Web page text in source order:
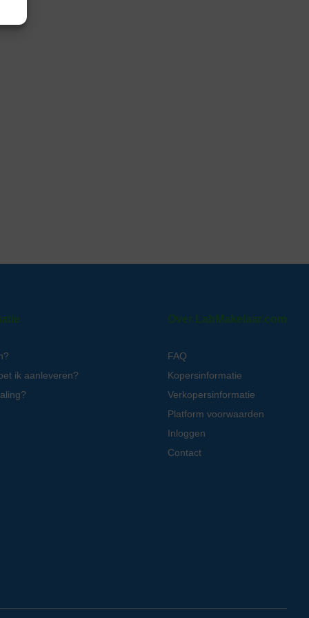
ik aanleveren?
Over LabMakelaar.com
FAQ
Kopersinformatie
Verkopersinformatie
Platform voorwaarden
Inloggen
Contact